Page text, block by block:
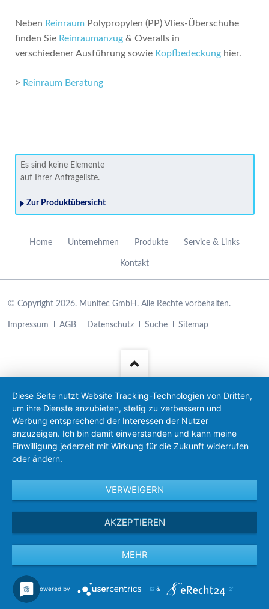
Neben Reinraum Polypropylen (PP) Vlies-Überschuhe
finden Sie Reinraumanzug& Overalls in
verschiedener Ausführung sowie Kopfbedeckunghier.
> Reinraum Beratung
Es sind keine Elemente
auf Ihrer Anfrageliste.
Zur Produktübersicht
Navigation
Home Unternehmen Produkte Service & Links
Kontakt
© Copyright 2026. Munitec GmbH. Alle Rechte vorbehalten.
Navigation
Impressum AGB Datenschutz Suche Sitemap
Diese Seite nutzt Website Tracking-Technologien von Dritten,
um ihre Dienste anzubieten, stetig zu verbessern und
Werbung entsprechend der Interessen der Nutzer
anzuzeigen. Ich bin damit einverstanden und kann meine
Einwilligung jederzeit mit Wirkung für die Zukunft widerrufen
oder ändern.
VERWEIGERN
AKZEPTIEREN
MEHR
Powered by &